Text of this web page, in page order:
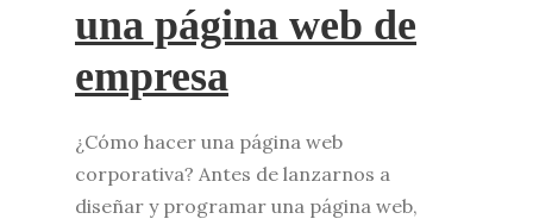
una página web de
empresa
¿Cómo hacer una página web
corporativa? Antes de lanzarnos a
diseñar y programar una página web,